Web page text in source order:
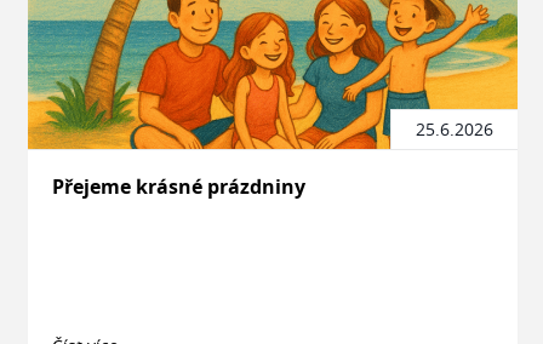
25.6.2026
Přejeme krásné prázdniny